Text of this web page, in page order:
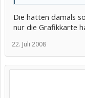
Die hatten damals
nur die Grafikkarte
22. Juli 2008